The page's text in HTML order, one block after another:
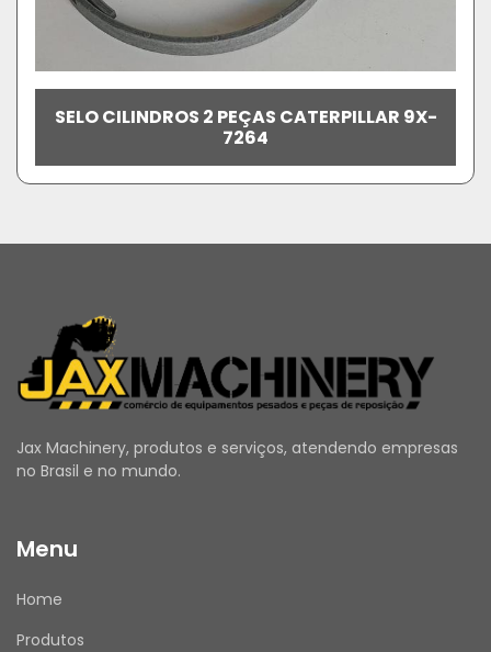
SELO CILINDROS 2 PEÇAS CATERPILLAR 9X-
7264
Jax Machinery, produtos e serviços, atendendo empresas
no Brasil e no mundo.
Menu
Home
Produtos